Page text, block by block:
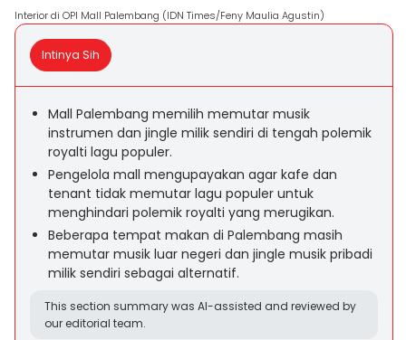
Interior di OPI Mall Palembang (IDN Times/Feny Maulia Agustin)
Intinya Sih
Mall Palembang memilih memutar musik
instrumen dan jingle milik sendiri di tengah polemik
royalti lagu populer.
Pengelola mall mengupayakan agar kafe dan
tenant tidak memutar lagu populer untuk
menghindari polemik royalti yang merugikan.
Beberapa tempat makan di Palembang masih
memutar musik luar negeri dan jingle musik pribadi
milik sendiri sebagai alternatif.
This section summary was AI-assisted and reviewed by
our editorial team.